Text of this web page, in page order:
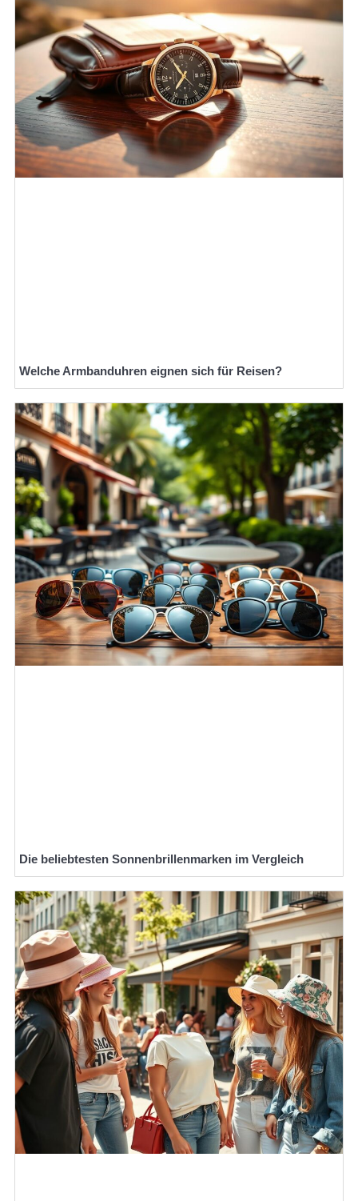
Welche Armbanduhren eignen sich für Reisen?
Die beliebtesten Sonnenbrillenmarken im Vergleich